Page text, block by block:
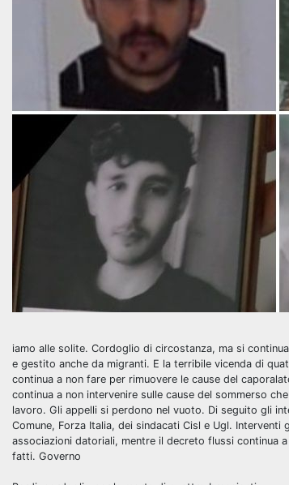
iamo alle solite. Cordoglio di circostanza, ma si
e gestito anche da migranti. E la terribile vicenda di
continua a non fare per rimuovere le cause del
continua a non intervenire sulle cause del sommerso
lavoro. Gli appelli si perdono nel vuoto. Di seguito gli
Comune, Forza Italia, dei sindacati Cisl e Ugl.
associazioni datoriali, mentre il decreto flussi continua
fatti. Governo